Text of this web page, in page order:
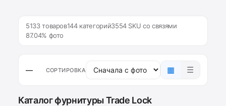
5133 товаров144 категорий3554 SKU со связями
87.04% фото
— СОРТИРОВКА ▦ ☰
Каталог фурнитуры Trade Lock